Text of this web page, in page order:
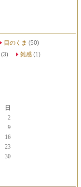
目のくま (50)
(3) 雑感 (1)
日
2
9
16
23
30